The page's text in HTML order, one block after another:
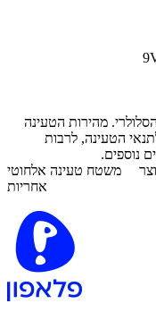
מהירות הטעינה
הטעינה, לרבות
נוספים.
משטח טעינה אלחוטי
אחריות